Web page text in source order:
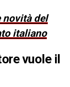
novità del
italiano
vuole il